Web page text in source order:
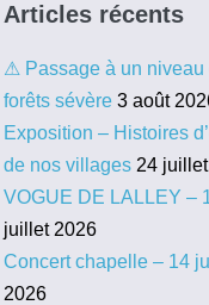
Articles récents
⚠ Passage à un niveau
forêts sévère 3 août
Exposition – Histoires
de nos villages 24
VOGUE DE LALLEY –
juillet 2026
Concert chapelle – 14
2026